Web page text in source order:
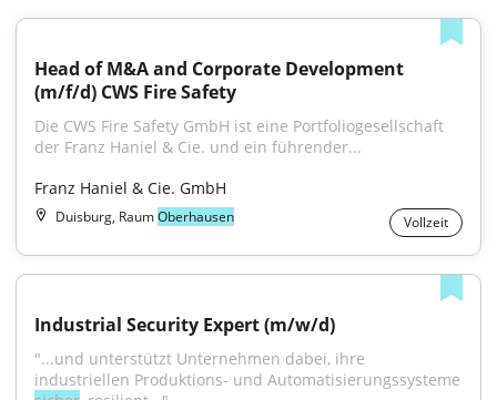
Head of M&A and Corporate Development
(m/f/d) CWS Fire Safety
Die CWS Fire Safety GmbH ist eine Portfoliogesellschaft
der Franz Haniel & Cie. und ein führender...
Franz Haniel & Cie. GmbH
Duisburg, RaumOberhausen Vollzeit
Industrial Security Expert (m/w/d)
"...und unterstützt Unternehmen dabei, ihre